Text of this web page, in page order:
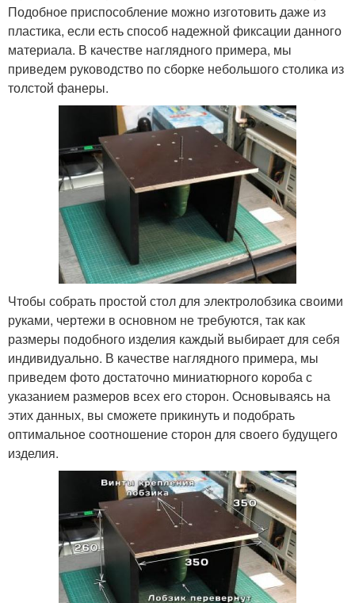
Подобное приспособление можно изготовить даже из
пластика, если есть способ надежной фиксации данного
материала. В качестве наглядного примера, мы
приведем руководство по сборке небольшого столика из
толстой фанеры.
Чтобы собрать простой стол для электролобзика своими
руками, чертежи в основном не требуются, так как
размеры подобного изделия каждый выбирает для себя
индивидуально. В качестве наглядного примера, мы
приведем фото достаточно миниатюрного короба с
указанием размеров всех его сторон. Основываясь на
этих данных, вы сможете прикинуть и подобрать
оптимальное соотношение сторон для своего будущего
изделия.